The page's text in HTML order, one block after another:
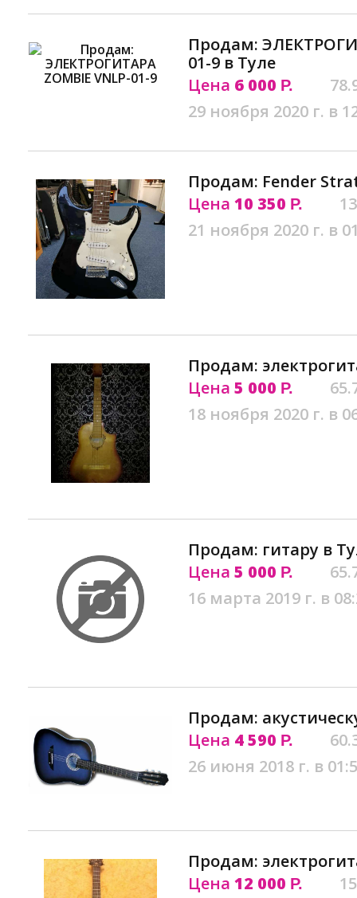
Продам:
01-9 в Туле
Цена 6 000 Р.
29 ноября 2020 г. в
Продам: Fender
Цена 10 350 Р.
21 ноября 2020 г. в
Продам:
Цена 5 000 Р.
18 ноября 2020 г. в
Продам: гитару в
Цена 5 000 Р.
16 марта 2019 г. в
Продам:
Цена 4 590 Р.
26 июня 2018 г. в
Продам:
Цена 12 000 Р.